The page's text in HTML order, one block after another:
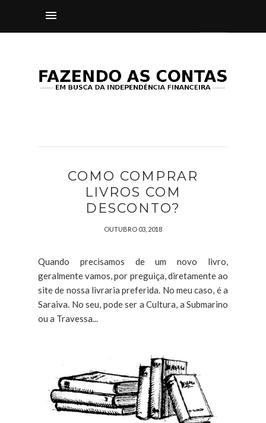
COMO COMPRAR
LIVROS COM
DESCONTO?
OUTUBRO 03, 2018
Quando precisamos de um novo livro,
geralmente vamos, por preguiça, diretamente ao
site de nossa livraria preferida. No meu caso, é a
Saraiva. No seu, pode ser a Cultura, a Submarino
ou a Travessa...